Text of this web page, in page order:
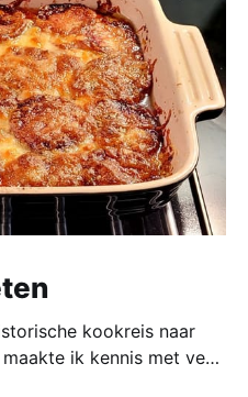
kookreis naar
ik kennis met veel